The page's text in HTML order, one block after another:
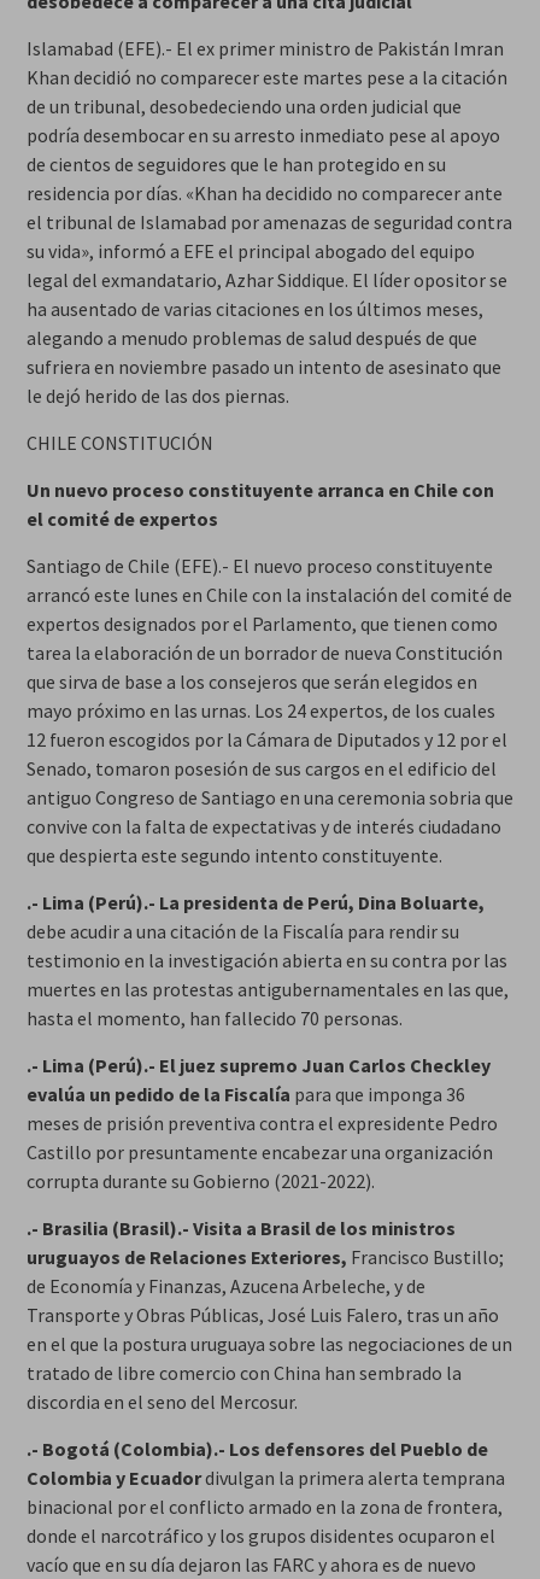
Islamabad (EFE).- El ex primer ministro de Pakistán Imran
Khan decidió no comparecer este martes pese a la citación
de un tribunal, desobedeciendo una orden judicial que
podría desembocar en su arresto inmediato pese al apoyo
de cientos de seguidores que le han protegido en su
residencia por días. «Khan ha decidido no comparecer ante
el tribunal de Islamabad por amenazas de seguridad contra
su vida», informó a EFE el principal abogado del equipo
legal del exmandatario, Azhar Siddique. El líder opositor se
ha ausentado de varias citaciones en los últimos meses,
alegando a menudo problemas de salud después de que
sufriera en noviembre pasado un intento de asesinato que
le dejó herido de las dos piernas.
CHILE CONSTITUCIÓN
Un nuevo proceso constituyente arranca en Chile con
el comité de expertos
Santiago de Chile (EFE).- El nuevo proceso constituyente
arrancó este lunes en Chile con la instalación del comité de
expertos designados por el Parlamento, que tienen como
tarea la elaboración de un borrador de nueva Constitución
que sirva de base a los consejeros que serán elegidos en
mayo próximo en las urnas. Los 24 expertos, de los cuales
12 fueron escogidos por la Cámara de Diputados y 12 por el
Senado, tomaron posesión de sus cargos en el edificio del
antiguo Congreso de Santiago en una ceremonia sobria que
convive con la falta de expectativas y de interés ciudadano
que despierta este segundo intento constituyente.
.- Lima (Perú).- La presidenta de Perú, Dina Boluarte,
debe acudir a una citación de la Fiscalía para rendir su
testimonio en la investigación abierta en su contra por las
muertes en las protestas antigubernamentales en las que,
hasta el momento, han fallecido 70 personas.
.- Lima (Perú).- El juez supremo Juan Carlos Checkley
evalúa un pedido de la Fiscalía para que imponga 36
meses de prisión preventiva contra el expresidente Pedro
Castillo por presuntamente encabezar una organización
corrupta durante su Gobierno (2021-2022).
.- Brasilia (Brasil).- Visita a Brasil de los ministros
uruguayos de Relaciones Exteriores, Francisco Bustillo;
de Economía y Finanzas, Azucena Arbeleche, y de
Transporte y Obras Públicas, José Luis Falero, tras un año
en el que la postura uruguaya sobre las negociaciones de un
tratado de libre comercio con China han sembrado la
discordia en el seno del Mercosur.
.- Bogotá (Colombia).- Los defensores del Pueblo de
Colombia y Ecuadordivulgan la primera alerta temprana
binacional por el conflicto armado en la zona de frontera,
donde el narcotráfico y los grupos disidentes ocuparon el
vacío que en su día dejaron las FARC y ahora es de nuevo